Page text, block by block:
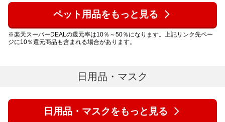
ペット用品をもっと見る
※楽天スーパーDEALの還元率は10％～50％になります。上記リンク先ペー
ジに10％還元商品も含まれる場合があります。
日用品・マスク
日用品・マスクをもっと見る